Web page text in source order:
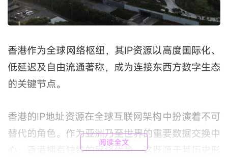
香港作为全球网络枢纽，其IP资源以高度国际化、
低延迟及自由流通著称，成为连接东西方数字生态
的关键节点。
香港的IP地址资源在全球互联网架构中扮演着不可
替代的角色。作为亚洲乃至世界的重要数据交换中
心，香港拥有独特的网络优势，这既源于其历史形
阅读全文